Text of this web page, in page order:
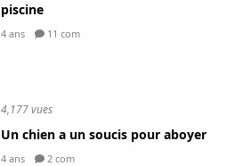
piscine
4 ans 11 com
4,177 vues
Un chien a un soucis pour aboyer
4 ans 2 com